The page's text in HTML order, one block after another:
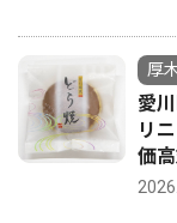
厚
愛
リ
価高